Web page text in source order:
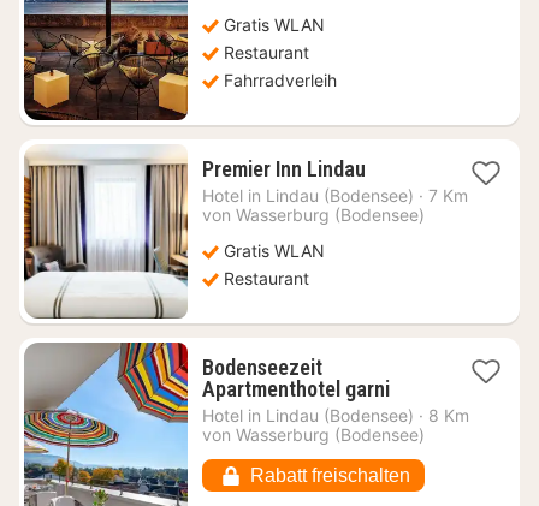
Gratis WLAN
Restaurant
Fahrradverleih
Premier Inn Lindau1
Nacht
ab
Hotel in Lindau (Bodensee) · 7 Km
von Wasserburg (Bodensee)
Gratis WLAN
Restaurant
Bodenseezeit
Apartmenthotel garni1
Nacht
ab
€
Hotel in Lindau (Bodensee) · 8 Km
von Wasserburg (Bodensee)
Rabatt freischalten